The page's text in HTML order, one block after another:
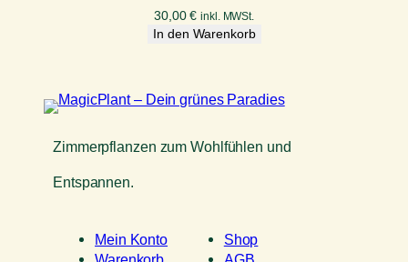
30,00€ inkl. MWSt.
In den Warenkorb
Zimmerpflanzen zum Wohlfühlen und
Entspannen.
Mein Konto
Shop